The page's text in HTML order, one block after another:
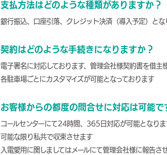
支払方法はどのような種類がありますか？
銀行振込、口座引落、クレジット決済（導入予定）とな
契約はどのような手続きになりますか？
電子署名に対応しております、管理会社様契約書を借主
各駐車場ごとにカスタマイズが可能となっております
お客様からの都度の問合せに対応は可能で
コールセンターにて24時間、365日対応が可能となりま
可能な限り私共で収束させます
入電愛用に関しましてはメールにて管理会社様に報告さ